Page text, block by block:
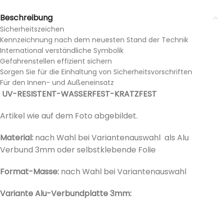
Beschreibung
Sicherheitszeichen
Kennzeichnung nach dem neuesten Stand der Technik
International verständliche Symbolik
Gefahrenstellen effizient sichern
Sorgen Sie für die Einhaltung von Sicherheitsvorschriften
Für den Innen- und Außeneinsatz
UV-RESISTENT-WASSERFEST-KRATZFEST
Artikel wie auf dem Foto abgebildet.
Material: nach Wahl bei Variantenauswahl als Alu
Verbund 3mm oder selbstklebende Folie
Format-Masse: nach Wahl bei Variantenauswahl
Variante Alu-Verbundplatte 3mm: